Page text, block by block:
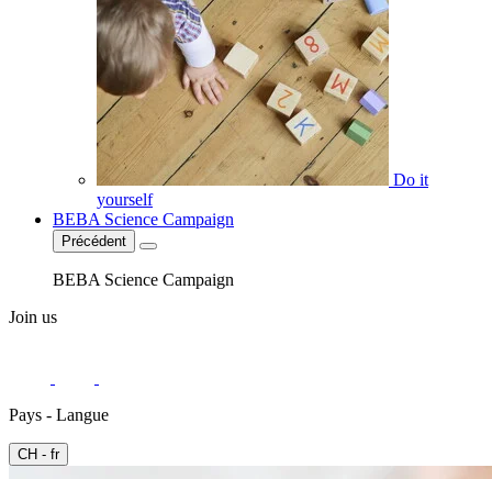
Do it
yourself
BEBA Science Campaign
Précédent
BEBA Science Campaign
Join us
Pays - Langue
CH - fr